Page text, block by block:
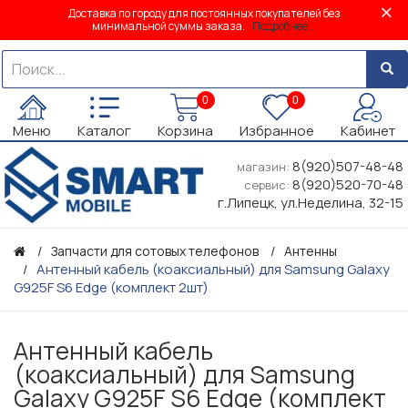
Доставка по городу для постоянных покупателей без
минимальной суммы заказа. Подробнее...
Меню Каталог
0
Корзина
0
Избранное Кабинет
магазин: 8(920)507-48-48
сервис: 8(920)520-70-48
г.Липецк, ул.Неделина, 32-15
Запчасти для сотовых телефонов Антенны
Антенный кабель (коаксиальный) для Samsung Galaxy
G925F S6 Edge (комплект 2шт)
Антенный кабель
(коаксиальный) для Samsung
Galaxy G925F S6 Edge (комплект